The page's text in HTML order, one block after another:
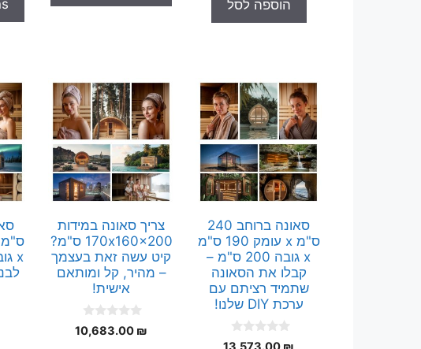
5
הוספה לסל
5
סאונה ברוחב 240
ס"מ x עומק 190 ס"מ
x גובה 200 ס"מ –
קבלו את הסאונה
שתמיד רציתם עם
ערכת DIY שלנו!
0
צריך סאונה במידות
170x160x200 ס"מ?
קיט עשה זאת בעצמך
– מהיר, קל ומותאם
אישית!
0
o
10,683.00 ₪